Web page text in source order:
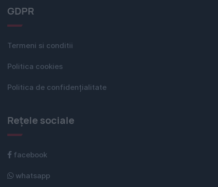
GDPR
Termeni si conditii
Politica cookies
Politica de confidențialitate
Rețele sociale
facebook
whatsapp